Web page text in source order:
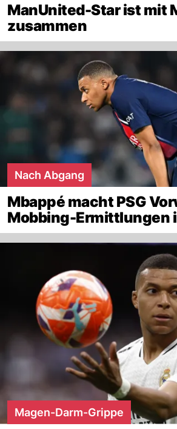
ManUnited-Star ist mit
zusammen
Nach Abgang
Mbappé macht PSG
Mobbing-Ermittlungen
Magen-Darm-Grippe